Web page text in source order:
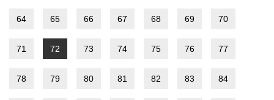
64 65 66 67 68 69 70
71 72 73 74 75 76 77
78 79 80 81 82 83 84